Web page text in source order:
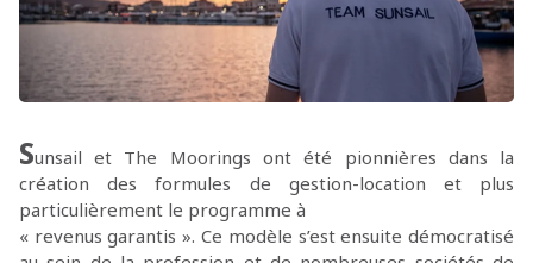
Sunsail et The Moorings ont été pionnières dans la
création des formules de gestion-location et plus
particulièrement le programme à
« revenus garantis ». Ce modèle s’est ensuite démocratisé